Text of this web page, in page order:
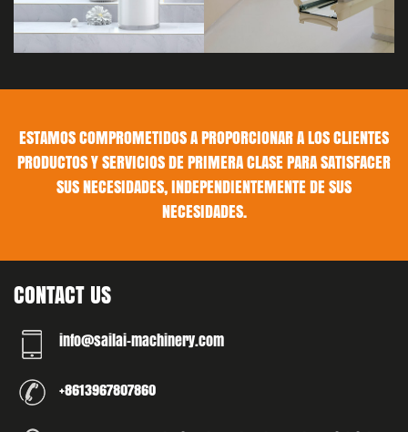
ESTAMOS COMPROMETIDOS A PROPORCIONAR A LOS CLIENTES
PRODUCTOS Y SERVICIOS DE PRIMERA CLASE PARA SATISFACER
SUS NECESIDADES, INDEPENDIENTEMENTE DE SUS
NECESIDADES.
CONTACT US
info@sailai-machinery.com
+8613967807860